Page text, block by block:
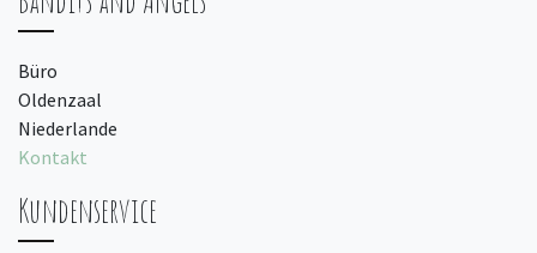
Büro
Oldenzaal
Niederlande
Kontakt
Kundenservice